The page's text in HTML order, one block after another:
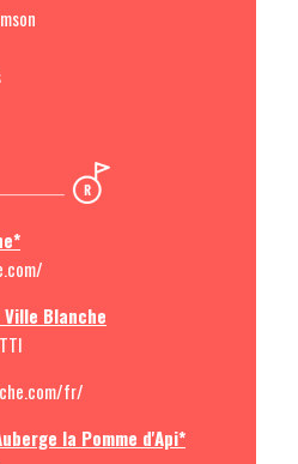
Ville Blanche
fr/
la Pomme d'Api*